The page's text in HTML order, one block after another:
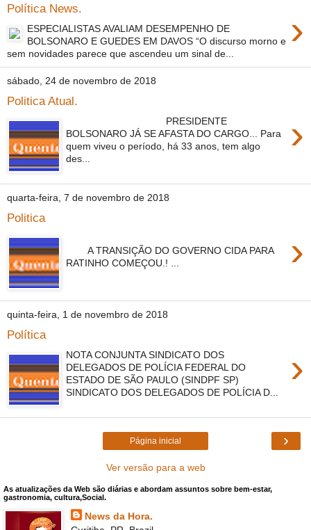
Política News. ›
ESPECIALISTAS AVALIAM DESEMPENHO DE
BOLSONARO E GUEDES EM DAVOS “O discurso morno e
sem novidades parece que ascendeu um sinal de...
sábado, 24 de novembro de 2018
Politica Atual.
›
PRESIDENTE
BOLSONARO JÁ SE AFASTA DO CARGO... Para
quem viveu o período, há 33 anos, tem algo
des...
quarta-feira, 7 de novembro de 2018
Politica
›
A TRANSIÇÃO DO GOVERNO CIDA PARA
RATINHO COMEÇOU.! ...
quinta-feira, 1 de novembro de 2018
Política
›
NOTA CONJUNTA SINDICATO DOS
DELEGADOS DE POLÍCIA FEDERAL DO
ESTADO DE SÃO PAULO (SINDPF SP)
SINDICATO DOS DELEGADOS DE POLÍCIA D...
›
Página inicial
Ver versão para a web
As atualizações da Web são diárias e abordam assuntos sobre bem-estar,
gastronomia, cultura,Social.
News da Hora.